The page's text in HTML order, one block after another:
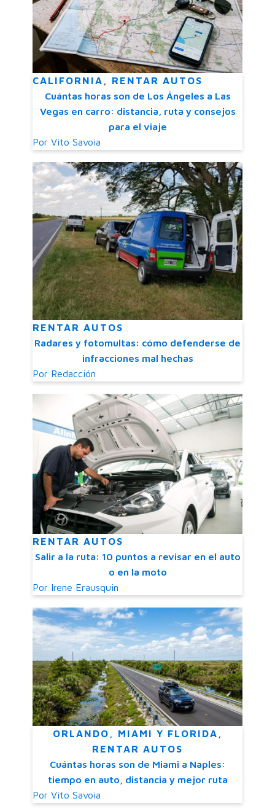
CALIFORNIA
RENTAR AUTOS
Cuántas horas son de Los Ángeles a Las
Vegas en carro: distancia, ruta y consejos
para el viaje
Por Vito Savoia
RENTAR AUTOS
Radares y fotomultas: cómo defenderse de
infracciones mal hechas
Por Redacción
RENTAR AUTOS
Salir a la ruta: 10 puntos a revisar en el auto
o en la moto
Por Irene Erausquin
ORLANDO, MIAMI Y FLORIDA
RENTAR AUTOS
Cuántas horas son de Miami a Naples:
tiempo en auto, distancia y mejor ruta
Por Vito Savoia